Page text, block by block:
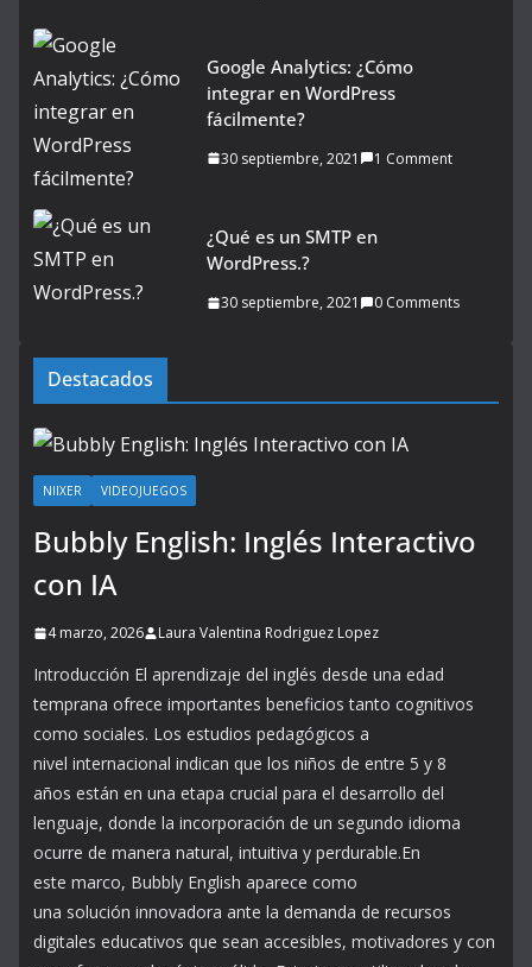
Google Analytics: ¿Cómo
integrar en WordPress
fácilmente?
30 septiembre, 2021 1 Comment
¿Qué es un SMTP en
WordPress.?
30 septiembre, 2021 0 Comments
Destacados
NIIXER VIDEOJUEGOS
Bubbly English: Inglés Interactivo
con IA
4 marzo, 2026 Laura Valentina Rodriguez Lopez
Introducción El aprendizaje del inglés desde una edad
temprana ofrece importantes beneficios tanto cognitivos
como sociales. Los estudios pedagógicos a
nivel internacional indican que los niños de entre 5 y 8
años están en una etapa crucial para el desarrollo del
lenguaje, donde la incorporación de un segundo idioma
ocurre de manera natural, intuitiva y perdurable.En
este marco, Bubbly English aparece como
una solución innovadora ante la demanda de recursos
digitales educativos que sean accesibles, motivadores y con